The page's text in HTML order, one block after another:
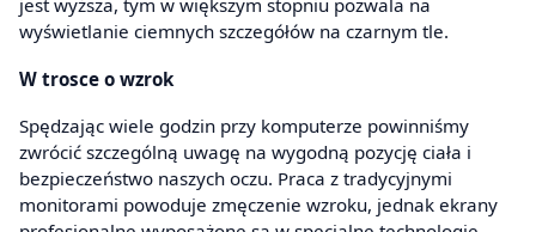
jest wyższa, tym w większym stopniu pozwala na
wyświetlanie ciemnych szczegółów na czarnym tle.
W trosce o wzrok
Spędzając wiele godzin przy komputerze powinniśmy
zwrócić szczególną uwagę na wygodną pozycję ciała i
bezpieczeństwo naszych oczu. Praca z tradycyjnymi
monitorami powoduje zmęczenie wzroku, jednak ekrany